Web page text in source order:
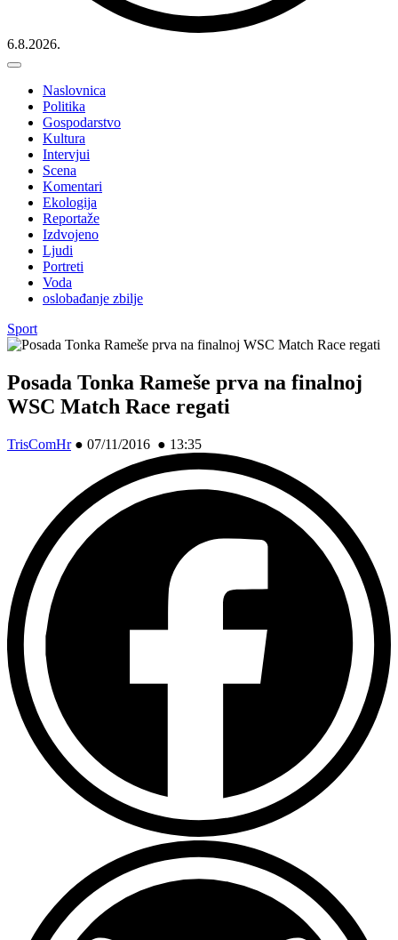
6.8.2026.
Naslovnica
Politika
Gospodarstvo
Kultura
Intervjui
Scena
Komentari
Ekologija
Reportaže
Izdvojeno
Ljudi
Portreti
Voda
oslobađanje zbilje
Sport
Posada Tonka Rameše prva na finalnoj
WSC Match Race regati
TrisComHr● 07/11/2016 ● 13:35